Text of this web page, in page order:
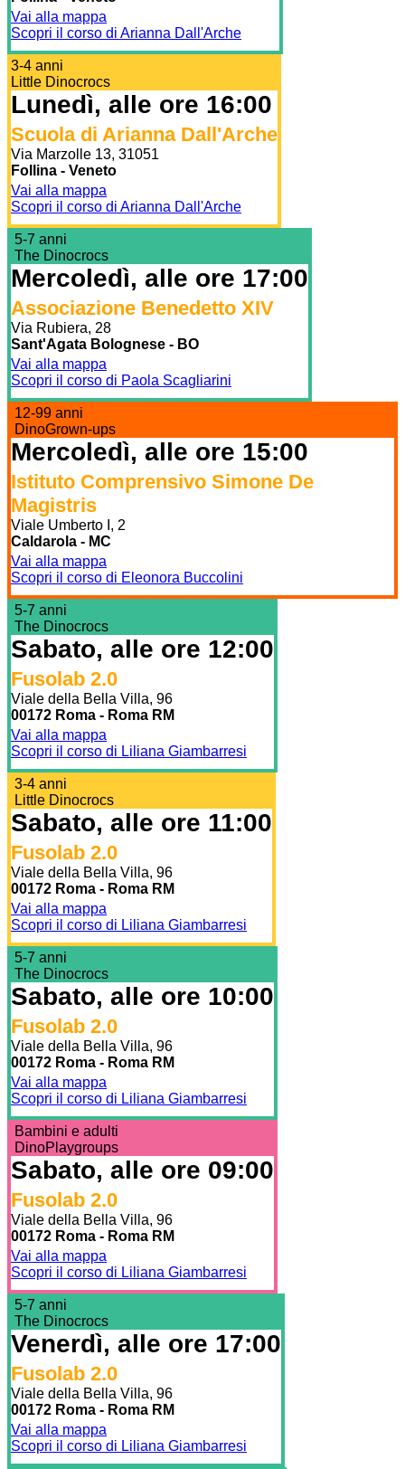
Vai alla mappa
Scopri il corso di Arianna Dall'Arche
3-4 anni
Little Dinocrocs
Lunedì, alle ore 16:00
Scuola di Arianna Dall'Arche
Via Marzolle 13, 31051
Follina - Veneto
Vai alla mappa
Scopri il corso di Arianna Dall'Arche
5-7 anni
The Dinocrocs
Mercoledì, alle ore 17:00
Associazione Benedetto XIV
Via Rubiera, 28
Sant'Agata Bolognese - BO
Vai alla mappa
Scopri il corso di Paola Scagliarini
12-99 anni
DinoGrown-ups
Mercoledì, alle ore 15:00
Istituto Comprensivo Simone De
Magistris
Viale Umberto I, 2
Caldarola - MC
Vai alla mappa
Scopri il corso di Eleonora Buccolini
5-7 anni
The Dinocrocs
Sabato, alle ore 12:00
Fusolab 2.0
Viale della Bella Villa, 96
00172 Roma - Roma RM
Vai alla mappa
Scopri il corso di Liliana Giambarresi
3-4 anni
Little Dinocrocs
Sabato, alle ore 11:00
Fusolab 2.0
Viale della Bella Villa, 96
00172 Roma - Roma RM
Vai alla mappa
Scopri il corso di Liliana Giambarresi
5-7 anni
The Dinocrocs
Sabato, alle ore 10:00
Fusolab 2.0
Viale della Bella Villa, 96
00172 Roma - Roma RM
Vai alla mappa
Scopri il corso di Liliana Giambarresi
Bambini e adulti
DinoPlaygroups
Sabato, alle ore 09:00
Fusolab 2.0
Viale della Bella Villa, 96
00172 Roma - Roma RM
Vai alla mappa
Scopri il corso di Liliana Giambarresi
5-7 anni
The Dinocrocs
Venerdì, alle ore 17:00
Fusolab 2.0
Viale della Bella Villa, 96
00172 Roma - Roma RM
Vai alla mappa
Scopri il corso di Liliana Giambarresi